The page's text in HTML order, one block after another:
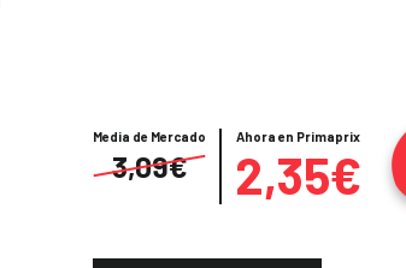
Precio
Media de Mercado
3,09€
Ahora en Primaprix
2,35€